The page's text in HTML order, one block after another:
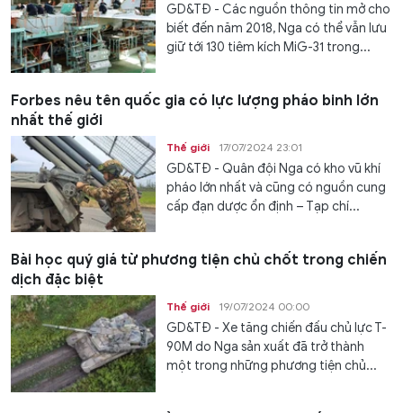
GD&TĐ - Các nguồn thông tin mở cho
biết đến năm 2018, Nga có thể vẫn lưu
giữ tới 130 tiêm kích MiG-31 trong...
Forbes nêu tên quốc gia có lực lượng pháo binh lớn
nhất thế giới
Thế giới 17/07/2024 23:01
GD&TĐ - Quân đội Nga có kho vũ khí
pháo lớn nhất và cũng có nguồn cung
cấp đạn dược ổn định – Tạp chí...
Bài học quý giá từ phương tiện chủ chốt trong chiến
dịch đặc biệt
Thế giới 19/07/2024 00:00
GD&TĐ - Xe tăng chiến đấu chủ lực T-
90M do Nga sản xuất đã trở thành
một trong những phương tiện chủ...